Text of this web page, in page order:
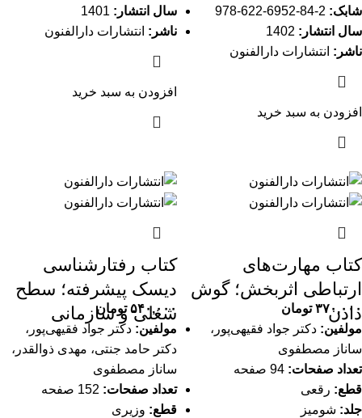
شابک:
سال انتشار:
ناشر: انتشارات دارالفنون
افزودن به سبد خرید
سال انتشار:
ناشر: انتشارات دارالفنون
افزودن به سبد خرید
کتاب مهارت‌های
ارتباطی اثربخش؛ گوش
دادن
۳۷۰,۰۰۰ تومان
مولفین: دکتر جواد فقیهی‌پور،
ساناز مصطفوی
تعداد صفحات:
قطع: رقعی
جلد: شومیز
کتاب رفتارشناسی
دیسک پیشرفته؛ سطح
شغلی و سازمانی
۵۴۰,۰۰۰ تومان
مولفین: دکتر جواد فقیهی‌پور،
دکتر حامد جنتی، مهدی ذوالقدر،
ساناز مصطفوی
تعداد صفحات:
قطع: وزیری